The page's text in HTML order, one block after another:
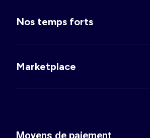
Nos temps forts
Marketplace
Moyens de paiement